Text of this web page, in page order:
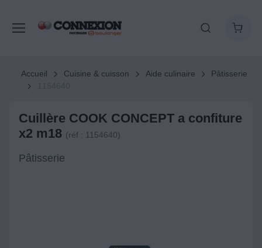
Accueil Cuisine & cuisson Aide culinaire
Pâtisserie
Cuillère COOK CONCEPT a confiture
x2 m18 (réf : 1154640)
Pâtisserie